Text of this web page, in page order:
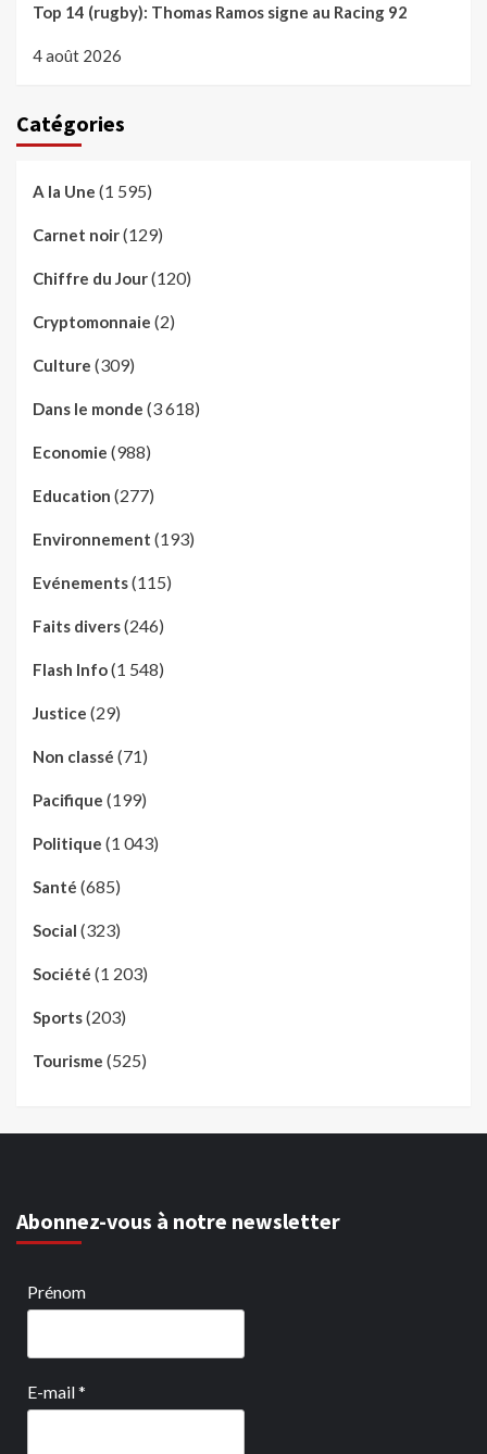
Top 14 (rugby): Thomas Ramos signe au Racing 92
4 août 2026
Catégories
A la Une (1 595)
Carnet noir(129)
Chiffre du Jour(120)
Cryptomonnaie (2)
Culture (309)
Dans le monde (3 618)
Economie (988)
Education (277)
Environnement (193)
Evénements(115)
Faits divers(246)
Flash Info(1 548)
Justice (29)
Non classé (71)
Pacifique (199)
Politique (1 043)
Santé (685)
Social (323)
Société (1 203)
Sports(203)
Tourisme (525)
Abonnez-vous à notre newsletter
Prénom
E-mail*